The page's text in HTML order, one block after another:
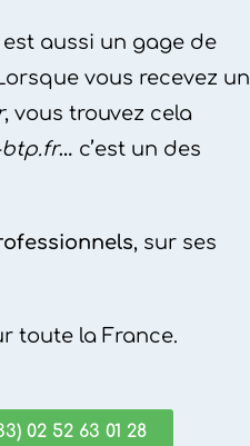
est aussi un gage de
vous recevez un
, vous trouvez cela
… c’est un des
, sur ses
toute la France.
02 52 63 01 28